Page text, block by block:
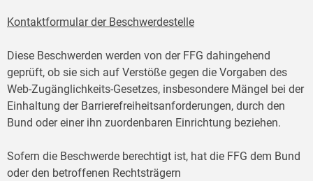
Kontaktformular der Beschwerdestelle
Diese Beschwerden werden von der FFG dahingehend
geprüft, ob sie sich auf Verstöße gegen die Vorgaben des
Web-Zugänglichkeits-Gesetzes, insbesondere Mängel bei der
Einhaltung der Barrierefreiheitsanforderungen, durch den
Bund oder einer ihn zuordenbaren Einrichtung beziehen.
Sofern die Beschwerde berechtigt ist, hat die FFG dem Bund
oder den betroffenen Rechtsträgern